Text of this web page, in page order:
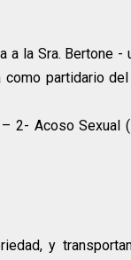
a la Sra. Bertone -
como partidario
2- Acoso Sexual
y